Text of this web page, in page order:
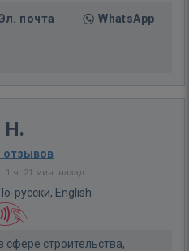
почта WhatsApp
H.
отзывов
1 ч. 21 мин. назад
русски, English
сфере строительства,